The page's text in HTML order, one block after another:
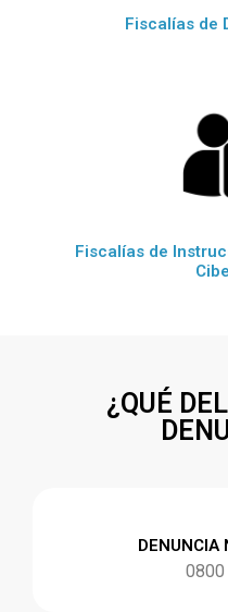
Fiscalías de
Fiscalías de
¿QUÉ
DENUNCIA